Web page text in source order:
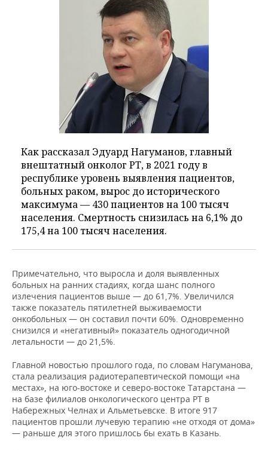
Как рассказал Эдуард Нагуманов, главный
внештатный онколог РТ, в 2021 году в
республике уровень выявления пациентов,
больных раком, вырос до исторического
максимума — 430 пациентов на 100 тысяч
населения. Смертность снизилась на 6,1% до
175,4 на 100 тысяч населения.
Примечательно, что выросла и доля выявленных
больных на ранних стадиях, когда шанс полного
излечения пациентов выше — до 61,7%. Увеличился
также показатель пятилетней выживаемости
онкобольных — он составил почти 60%. Одновременно
снизился и «негативный» показатель одногодичной
летальности — до 21,5%.
Главной новостью прошлого года, по словам Нагуманова,
стала реализация радиотерапевтической помощи «на
местах», на юго-востоке и северо-востоке Татарстана —
на базе филиалов онкологического центра РТ в
Набережных Челнах и Альметьевске. В итоге 917
пациентов прошли лучевую терапию «не отходя от дома»
— раньше для этого пришлось бы ехать в Казань.